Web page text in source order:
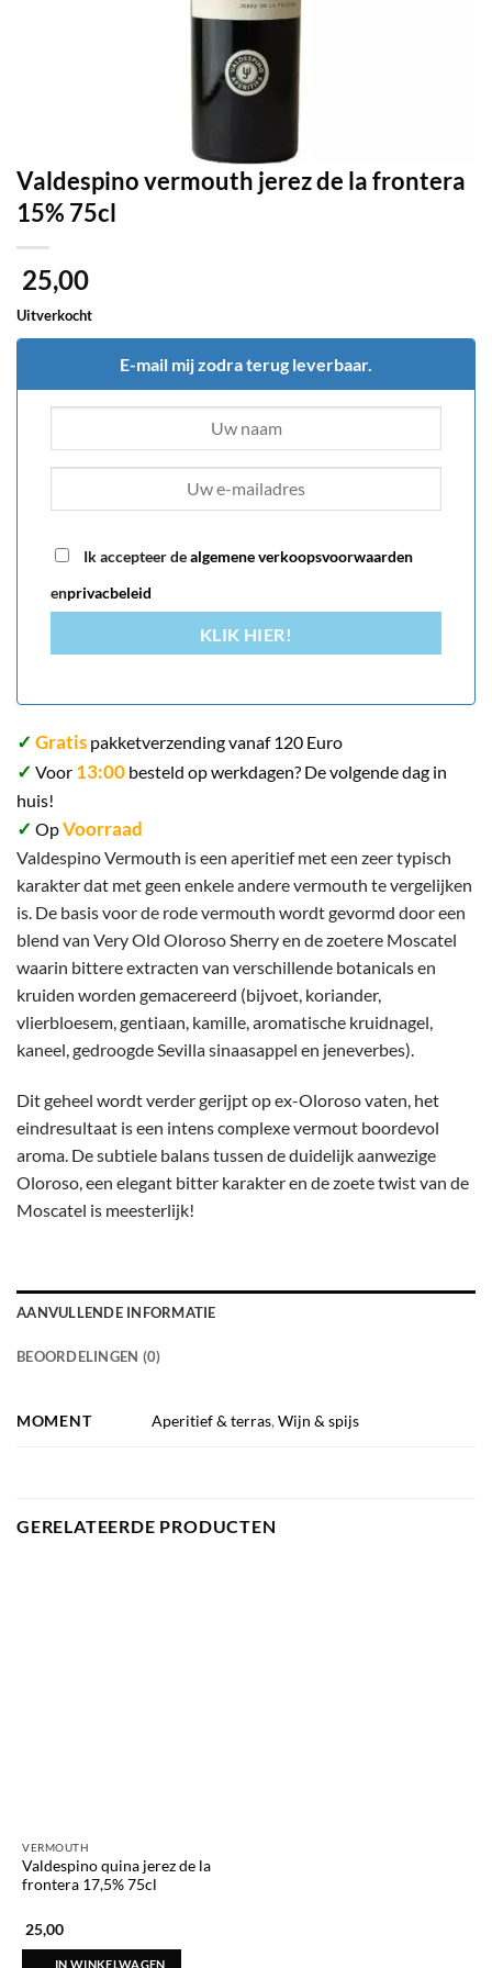
Valdespino vermouth jerez de la frontera
15% 75cl
25,00
Uitverkocht
E-mail mij zodra terug leverbaar.
Ik accepteer dealgemene verkoopsvoorwaarden
enprivacbeleid
KLIK HIER!
✓ Gratis pakketverzending vanaf 120 Euro
✓ Voor 13:00 besteld op werkdagen? De volgende dag in
huis!
✓ OpVoorraad
Valdespino Vermouth is een aperitief met een zeer typisch
karakter dat met geen enkele andere vermouth te vergelijken
is. De basis voor de rode vermouth wordt gevormd door een
blend van Very Old Oloroso Sherry en de zoetere Moscatel
waarin bittere extracten van verschillende botanicals en
kruiden worden gemacereerd (bijvoet, koriander,
vlierbloesem, gentiaan, kamille, aromatische kruidnagel,
kaneel, gedroogde Sevilla sinaasappel en jeneverbes).
Dit geheel wordt verder gerijpt op ex-Oloroso vaten, het
eindresultaat is een intens complexe vermout boordevol
aroma. De subtiele balans tussen de duidelijk aanwezige
Oloroso, een elegant bitter karakter en de zoete twist van de
Moscatel is meesterlijk!
AANVULLENDE INFORMATIE
BEOORDELINGEN (0)
MOMENT Aperitief & terras,Wijn & spijs
GERELATEERDE PRODUCTEN
VERMOUTH
Valdespino quina jerez de la
frontera 17,5% 75cl
25,00
IN WINKELWAGEN